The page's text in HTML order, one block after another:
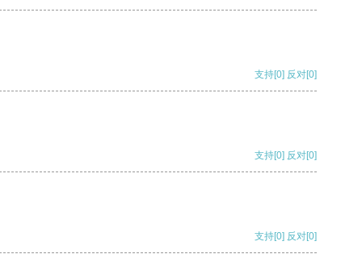
支持[0] 反对[0]
支持[0] 反对[0]
支持[0] 反对[0]